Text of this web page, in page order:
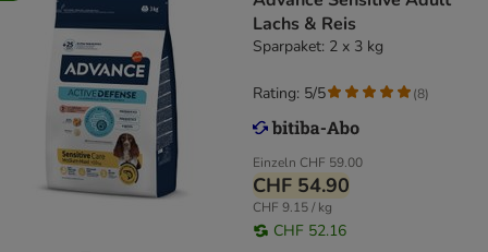
Lachs & Reis
Sparpaket: 2 x 3 kg
Einzeln CHF 59.00
CHF 54.90
CHF 9.15 / kg
CHF 52.16
Rating: 5/5 (8)